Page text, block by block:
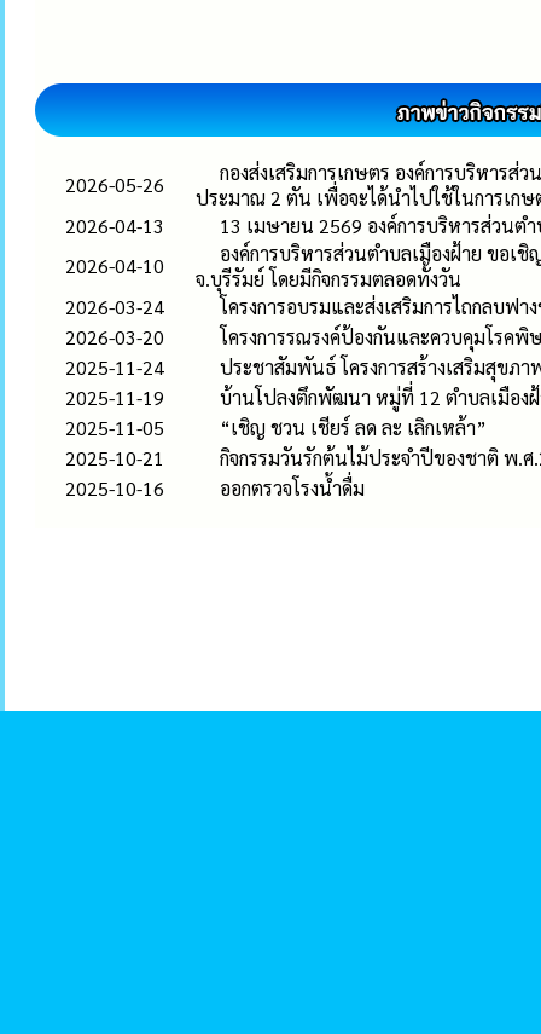
2026-05-26
กองส่งเสริมการเกษตร องค์การบริหาร
ประมาณ 2 ตัน เพื่อจะได้นำไปใช้ในการเก
2026-04-13
13 เมษายน 2569 องค์การบริหารส่วนต
2026-04-10
องค์การบริหารส่วนตำบลเมืองฝ้าย ขอเ
จ.บุรีรัมย์ โดยมีกิจกรรมตลอดทั้งวัน
2026-03-24
โครงการอบรมและส่งเสริมการไถกลบฟ
2026-03-20
โครงการรณรงค์ป้องกันและควบคุมโรค
2025-11-24
ประชาสัมพันธ์ โครงการสร้างเสริมสุขภ
2025-11-19
บ้านโปลงตึกพัฒนา หมู่ที่ 12 ตำบลเมืองฝ้
2025-11-05
“เชิญ ชวน เชียร์ ลด ละ เลิกเหล้า”
2025-10-21
กิจกรรมวันรักต้นไม้ประจำปีของชาติ พ.ศ
2025-10-16
ออกตรวจโรงน้ำดื่ม